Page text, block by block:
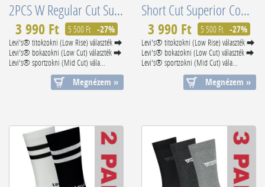
2PCS W Regular Cut Superior Combed Cotton 902012001208
3 990 Ft 5 500 Ft -27%
Levi's® titokzokni (Low Rise) választék ⮕
Levi's® bokazokni (Low Cut) választék ⮕
Levi's® sportzokni (Mid Cut) vála...
Megnézem »
Short Cut Superior Combed Cotton 701210567010
3 990 Ft 5 500 Ft -27%
Levi's® titokzokni (Low Rise) választék ⮕
Levi's® bokazokni (Low Cut) választék ⮕
Levi's® sportzokni (Mid Cut) vála...
Megnézem »